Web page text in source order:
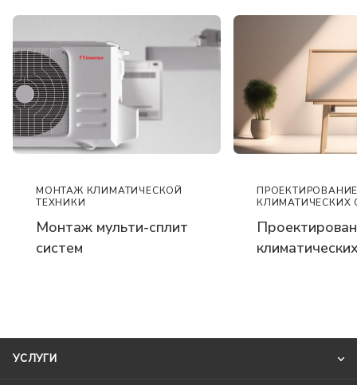
МОНТАЖ КЛИМАТИЧЕСКОЙ
ТЕХНИКИ
Монтаж мульти-сплит
систем
КЛИМАТИЧЕСКИХ
УСЛУГИ